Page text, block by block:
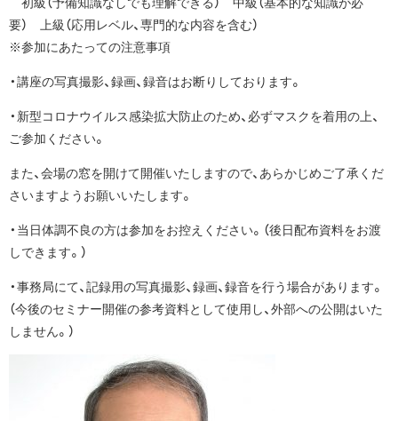
要） 上級（応用レベル、専門的な内容を含む）
※参加にあたっての注意事項
・講座の写真撮影、録画、録音はお断りしております。
・新型コロナウイルス感染拡大防止のため、必ずマスクを着用の上、
ご参加ください。
また、会場の窓を開けて開催いたしますので、あらかじめご了承くだ
さいますようお願いいたします。
・当日体調不良の方は参加をお控えください。（後日配布資料をお渡
しできます。）
・事務局にて、記録用の写真撮影、録画、録音を行う場合があります。
（今後のセミナー開催の参考資料として使用し、外部への公開はいた
しません。）